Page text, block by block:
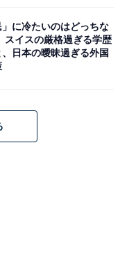
キング結果を見る
」に冷たいのはどっちな
スイスの厳格過ぎる学歴
日本の曖昧過ぎる外国